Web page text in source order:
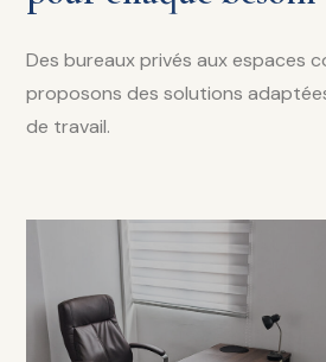
Des bureaux privés aux espaces
proposons des solutions
de travail.